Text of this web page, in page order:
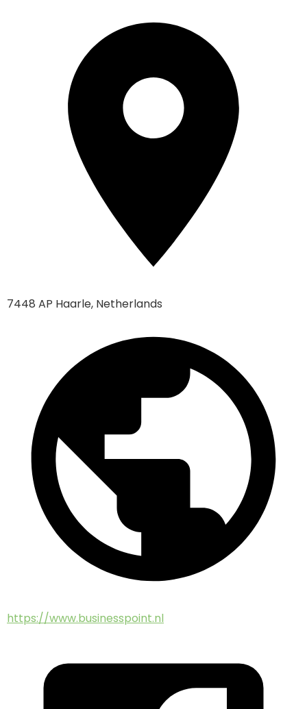
7448 AP Haarle, Netherlands
https://www.businesspoint.nl